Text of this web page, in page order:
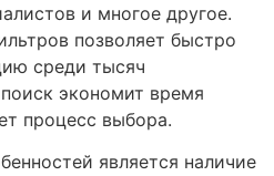
и многое другое.
позволяет быстро
среди тысяч
экономит время
процесс выбора.
является наличие